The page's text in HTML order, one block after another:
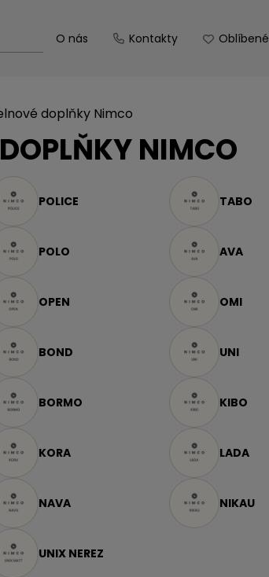
O nás Kontakty Oblíbené
doplňky Nimco
NIMCO
POLICE TABO
POLO AVA
OPEN OMI
BOND UNI
BORMO KIBO
KORA LADA
NAVA NIKAU
UNIX NEREZ